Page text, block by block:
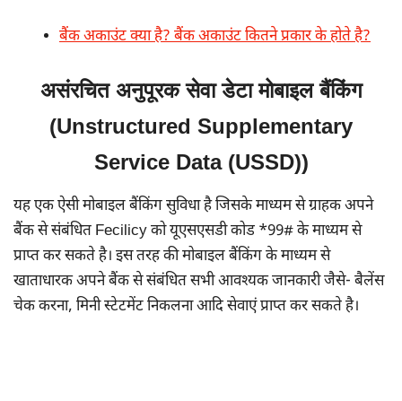
बैंक अकाउंट क्या है? बैंक अकाउंट कितने प्रकार के होते है?
असंरचित अनुपूरक सेवा डेटा मोबाइल बैंकिंग
(Unstructured Supplementary
Service Data (USSD))
यह एक ऐसी मोबाइल बैंकिंग सुविधा है जिसके माध्यम से ग्राहक अपने
बैंक से संबंधित Fecilicy को यूएसएसडी कोड *99# के माध्यम से
प्राप्त कर सकते है। इस तरह की मोबाइल बैंकिंग के माध्यम से
खाताधारक अपने बैंक से संबंधित सभी आवश्यक जानकारी जैसे- बैलेंस
चेक करना, मिनी स्टेटमेंट निकलना आदि सेवाएं प्राप्त कर सकते है।